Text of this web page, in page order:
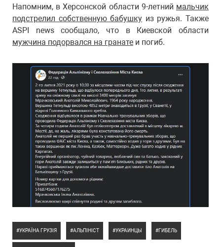
Напомним, в Херсонской области 9-летний мальчик
подстрелил собственную бабушку из ружья. Также
ASPI news сообщало, что в Киевской области
мужчина подорвался на гранате и погиб.
УКРАЇНА ГРУЗІЯ АЛЬПІНІСТ УКРАИНЦЫ ГИБЕЛЬ